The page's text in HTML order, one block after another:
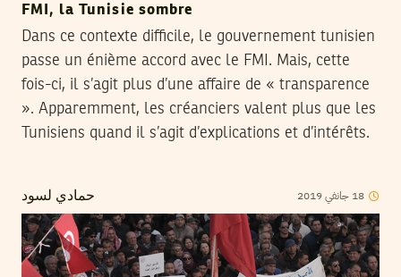
FMI, la Tunisie sombre
Dans ce contexte difficile, le gouvernement tunisien
passe un énième accord avec le FMI. Mais, cette
fois-ci, il s’agit plus d’une affaire de « transparence
». Apparemment, les créanciers valent plus que les
Tunisiens quand il s’agit d’explications et d’intérêts.
حمادي لسود 18 جانفي2019